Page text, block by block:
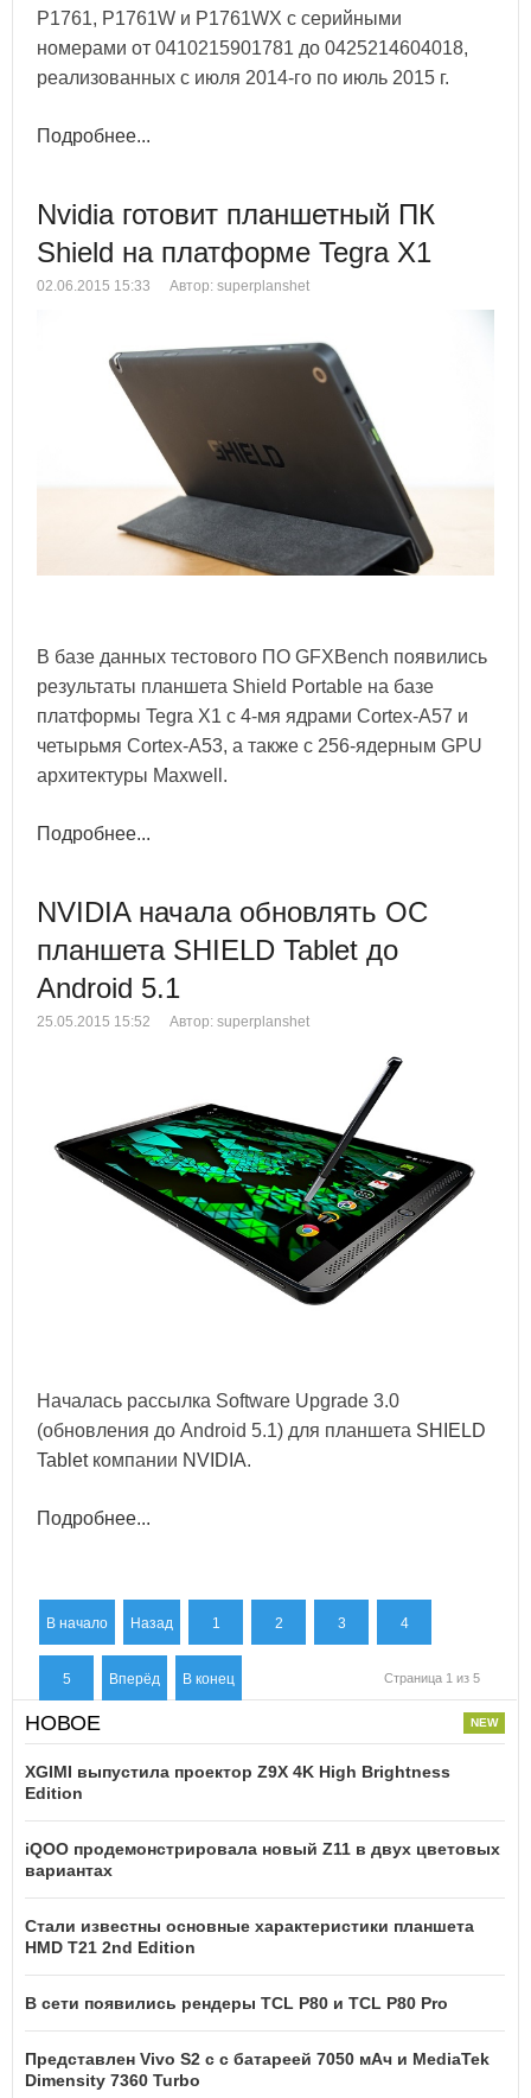
P1761, P1761W и P1761WX с серийными
номерами от 0410215901781 до 0425214604018,
реализованных с июля 2014-го по июль 2015 г.
Подробнее...
Nvidia готовит планшетный ПК
Shield на платформе Tegra X1
02.06.2015 15:33 Автор: superplanshet
В базе данных тестового ПО GFXBench появились
результаты планшета Shield Portable на базе
платформы Tegra X1 с 4-мя ядрами Cortex-A57 и
четырьмя Cortex-A53, а также с 256-ядерным GPU
архитектуры Maxwell.
Подробнее...
NVIDIA начала обновлять ОС
планшета SHIELD Tablet до
Android 5.1
25.05.2015 15:52 Автор: superplanshet
Началась рассылка Software Upgrade 3.0
(обновления до Android 5.1) для планшета SHIELD
Tabletкомпании NVIDIA.
Подробнее...
В начало Назад 1 2 3 4
5 Вперёд В конец Страница 1 из 5
НОВОЕ
XGIMI выпустила проектор Z9X 4K High Brightness
Edition
iQOO продемонстрировала новый Z11 в двух цветовых
вариантах
Стали известны основные характеристики планшета
HMD T21 2nd Edition
В сети появились рендеры TCL P80 и TCL P80 Pro
Представлен Vivo S2 с с батареей 7050 мАч и MediaTek
Dimensity 7360 Turbo